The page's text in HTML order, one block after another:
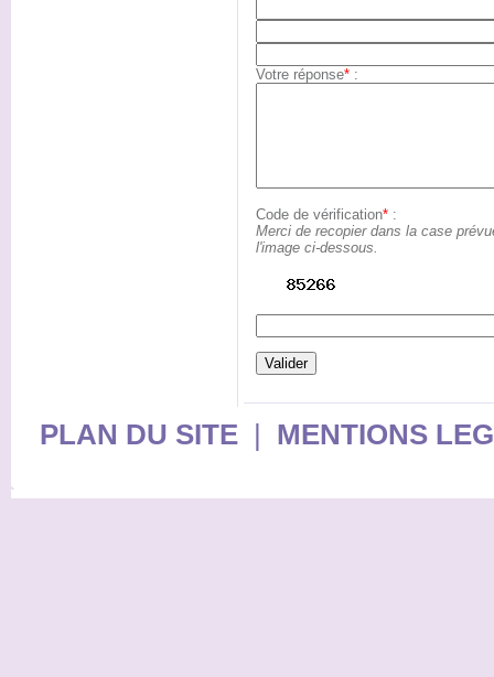
Votre réponse*:
Code de vérification*:
Merci de recopier dans la case
l'image ci-dessous.
PLAN DU SITE| MENTIONS